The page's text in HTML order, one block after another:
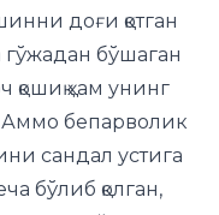
доғи қотган
гўжадан бўшаган
қошиқ ҳам унинг
Аммо бепарволик
сандал устига
бўлиб қолган,